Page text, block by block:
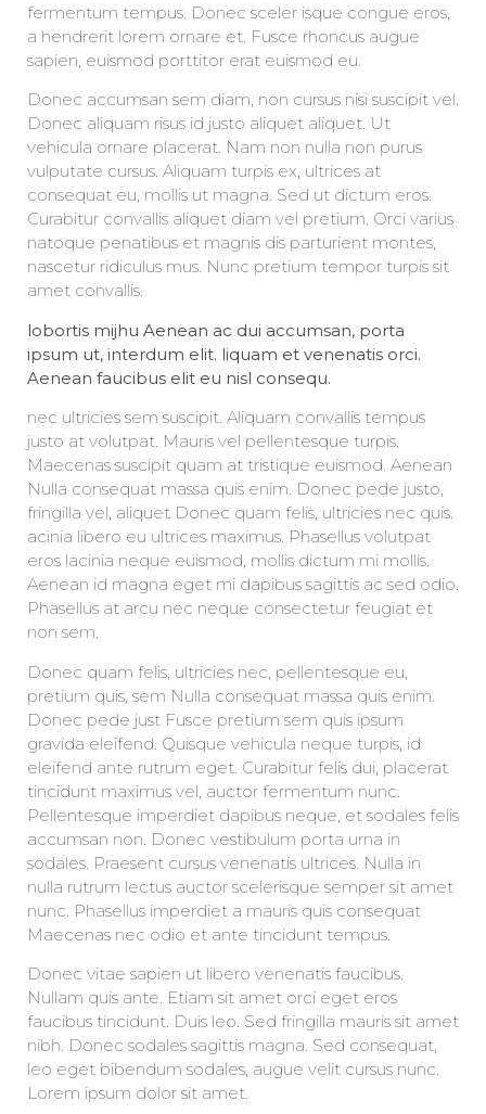
fermentum tempus. Donec sceler isque congue eros,
a hendrerit lorem ornare et. Fusce rhoncus augue
sapien, euismod porttitor erat euismod eu.
Donec accumsan sem diam, non cursus nisi suscipit vel.
Donec aliquam risus id justo aliquet aliquet. Ut
vehicula ornare placerat. Nam non nulla non purus
vulputate cursus. Aliquam turpis ex, ultrices at
consequat eu, mollis ut magna. Sed ut dictum eros.
Curabitur convallis aliquet diam vel pretium. Orci varius
natoque penatibus et magnis dis parturient montes,
nascetur ridiculus mus. Nunc pretium tempor turpis sit
amet convallis.
lobortis mijhu Aenean ac dui accumsan, porta
ipsum ut, interdum elit. liquam et venenatis orci.
Aenean faucibus elit eu nisl consequ.
nec ultricies sem suscipit. Aliquam convallis tempus
justo at volutpat. Mauris vel pellentesque turpis.
Maecenas suscipit quam at tristique euismod. Aenean
Nulla consequat massa quis enim. Donec pede justo,
fringilla vel, aliquet Donec quam felis, ultricies nec quis.
acinia libero eu ultrices maximus. Phasellus volutpat
eros lacinia neque euismod, mollis dictum mi mollis.
Aenean id magna eget mi dapibus sagittis ac sed odio.
Phasellus at arcu nec neque consectetur feugiat et
non sem.
Donec quam felis, ultricies nec, pellentesque eu,
pretium quis, sem Nulla consequat massa quis enim.
Donec pede just Fusce pretium sem quis ipsum
gravida eleifend. Quisque vehicula neque turpis, id
eleifend ante rutrum eget. Curabitur felis dui, placerat
tincidunt maximus vel, auctor fermentum nunc.
Pellentesque imperdiet dapibus neque, et sodales felis
accumsan non. Donec vestibulum porta urna in
sodales. Praesent cursus venenatis ultrices. Nulla in
nulla rutrum lectus auctor scelerisque semper sit amet
nunc. Phasellus imperdiet a mauris quis consequat
Maecenas nec odio et ante tincidunt tempus.
Donec vitae sapien ut libero venenatis faucibus.
Nullam quis ante. Etiam sit amet orci eget eros
faucibus tincidunt. Duis leo. Sed fringilla mauris sit amet
nibh. Donec sodales sagittis magna. Sed consequat,
leo eget bibendum sodales, augue velit cursus nunc.
Lorem ipsum dolor sit amet.